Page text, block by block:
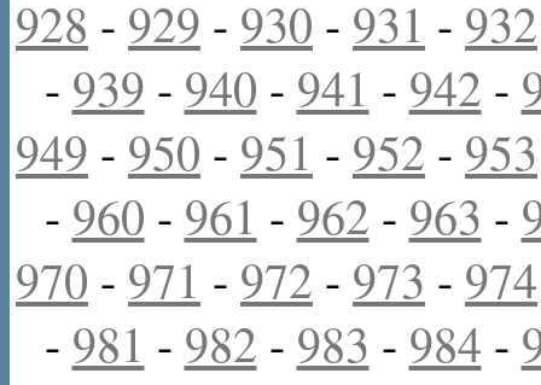
928 - 929 - 930 - 931 - 932
- 939 - 940 - 941 - 942 -
949 - 950 - 951 - 952 - 953
- 960 - 961 - 962 - 963 -
970 - 971 - 972 - 973 - 974
- 981 - 982 - 983 - 984 -